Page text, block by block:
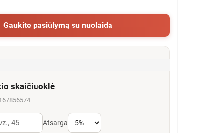
Gaukite pasiūlymą su nuolaida
skaičiuoklė
Atsarga